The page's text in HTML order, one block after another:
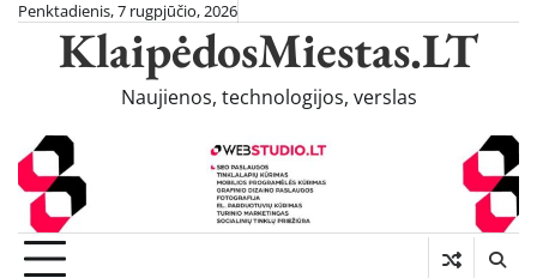
Skip
content
Penktadienis, 7 rugpjūčio, 2026
KlaipėdosMiestas.LT
Naujienos, technologijos, verslas